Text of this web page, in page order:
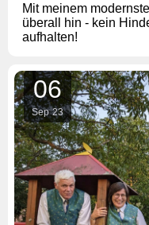
Mit meinem
überall hin - kein
aufhalten!
06
Sep 23